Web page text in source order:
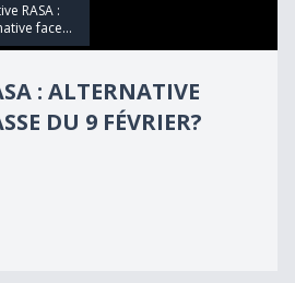
RASA :
face...
: ALTERNATIVE
DU 9 FÉVRIER?